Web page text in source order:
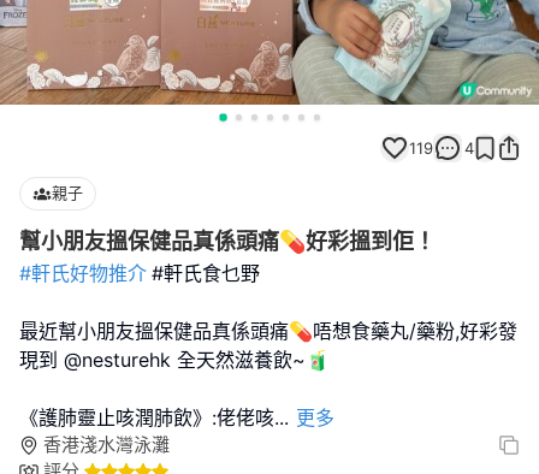
119 4
親子
幫小朋友搵保健品真係頭痛💊好彩搵到佢！
#軒氏好物推介 #軒氏食乜野
最近幫小朋友搵保健品真係頭痛💊唔想食藥丸/藥粉,好彩發
現到 @nesturehk 全天然滋養飲~🧃
《護肺靈止咳潤肺飲》:佬佬咳... 更多
香港淺水灣泳灘